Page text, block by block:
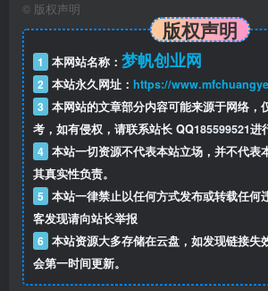
用）
– 拒绝后台广告数据下载请求
– 破解游戏多开（解除了官方版不能同时
限制）
– 拒绝各种广告联网请求：切断广告、上
等行为
– 免安装净化处理，删除资讯广告程序、
告文件
© 版权声明
版权声明
1 本网站名称： 梦帆创业网
2 本站永久网址： https://
3 本网站的文章部分内容可能来源于网络，
考，如有侵权，请联系站长 QQ185599521进
4 本站一切资源不代表本站立场，并不代表
其真实性负责。
5 本站一律禁止以任何方式发布或转载任何
客发现请向站长举报
6 本站资源大多存储在云盘，如发现链接失
会第一时间更新。